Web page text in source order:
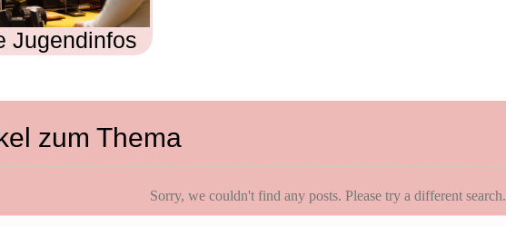
Jugendinfos
zum Thema
Sorry, we couldn't find any posts. Please try a different search.